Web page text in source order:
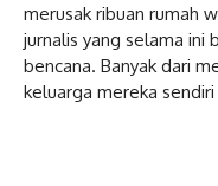
merusak ribuan rumah
jurnalis yang selama ini
bencana. Banyak dari
keluarga mereka